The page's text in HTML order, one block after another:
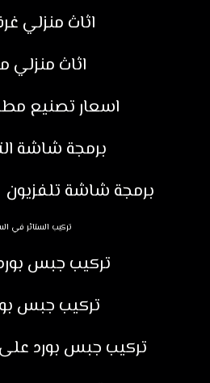
اثاث منزلي
اثاث منزلي
اسعار تصنيع
برمجة شاشة
برمجة شاشة تلفزيون
تركيب الستائر في
تركيب جبس
تركيب جبس
تركيب جبس بورد